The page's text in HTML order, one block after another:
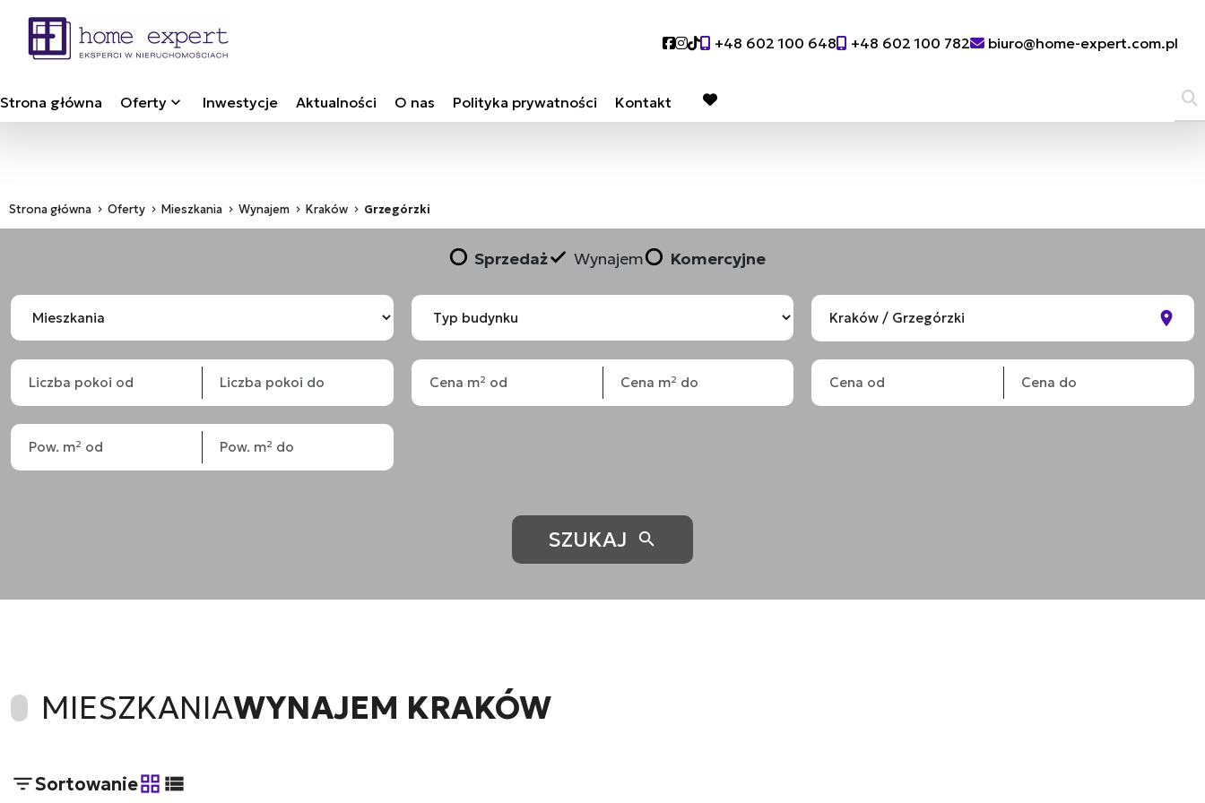
Social link
Social link
Social link
+48 602 100 648 +48 602 100 782 biuro@home-expert.com.pl
Strona główna Oferty Inwestycje Aktualności O nas Polityka prywatności Kontakt favorite
Strona główna Oferty Mieszkania Wynajem Kraków Grzegórzki
Sprzedaż Wynajem Komercyjne
SZUKAJ
MIESZKANIAWYNAJEM KRAKÓW
Sortowanie